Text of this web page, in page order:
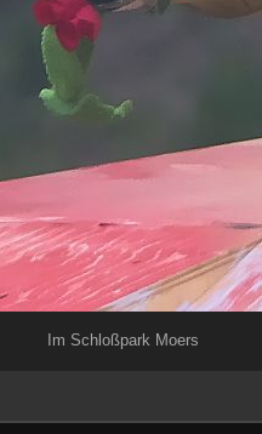
Im Schloßpark Moers